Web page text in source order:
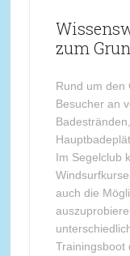
zum
Rund um den
Besucher an
Im Segelclub
auch die
Trainingsboot